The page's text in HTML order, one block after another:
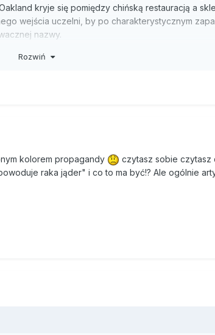
kryje się pomiędzy chińską restauracją a
wejścia uczelni, by po charakterystycznym
nazwy.
roku. Jej założycielem jest 47-letni Richard Lee,
Zajęcia – jak przekonuje założyciel uczelni – są
marihuany. Tylko w takich celach można ją
lobby, które od lat walczy o
Internauci mogli zgłaszać i głosować na pytania,
Rozwiń
kolorem propagandy
czytasz sobie czytasz
raka jąder" i co to ma być!? Ale ogólnie